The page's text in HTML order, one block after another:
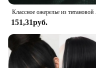
|Wholesale|
**Elevate Your
Step into the world
exquisite collection
Designed to cater to
Классное
151,31руб.